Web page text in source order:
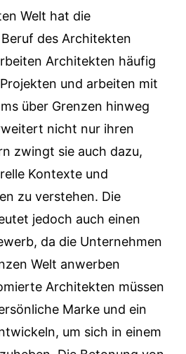
Welt hat die
des Architekten
Architekten häufig
und arbeiten mit
über Grenzen hinweg
nicht nur ihren
zwingt sie auch dazu,
Kontexte und
zu verstehen. Die
jedoch auch einen
da die Unternehmen
Welt anwerben
Architekten müssen
Marke und ein
um sich in einem